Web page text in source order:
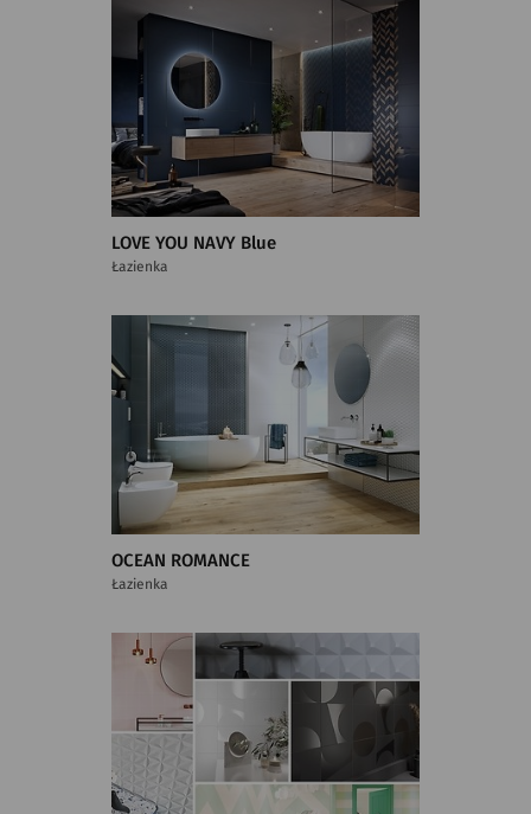
LOVE YOU NAVY Blue
Łazienka
OCEAN ROMANCE
Łazienka